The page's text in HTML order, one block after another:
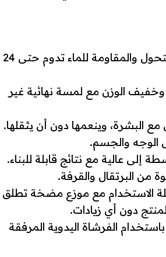
– تركيبته المقاومة للتحول والمقاومة للماء تدوم حتى 24
الوزن مع لمسة نهائية غير
البشرة، وينعمها دون أن يثقلها.
الوجه والجسم.
إلى عالية مع نتائج قابلة للبناء.
من البرتقال والقرفة.
الاستخدام مع موزع مضخة تطلق
دون أي زيادات.
الفرشاة اليدوية المرفقة